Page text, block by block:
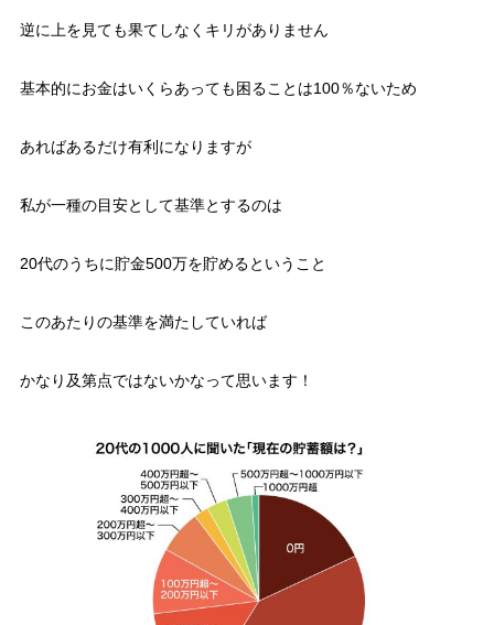
逆に上を見ても果てしなくキリがありません
基本的にお金はいくらあっても困ることは100％ないため
あればあるだけ有利になりますが
私が一種の目安として基準とするのは
20代のうちに貯金500万を貯めるということ
このあたりの基準を満たしていれば
かなり及第点ではないかなって思います！